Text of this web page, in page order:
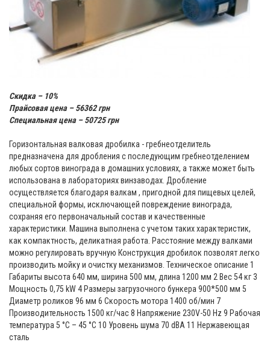
Скидка – 10%
Прайсовая цена – 56362 грн
Специальная цена – 50725 грн
Горизонтальная валковая дробилка - гребнеотделитель
предназначена для дробления с последующим гребнеотделением
любых сортов винограда в домашних условиях, а также может быть
использована в лабораториях винзаводах. Дробление
осуществляется благодаря валкам , пригодной для пищевых целей,
специальной формы, исключающей повреждение винограда,
сохраняя его первоначальный состав и качественные
характеристики. Машина выполнена с учетом таких характеристик,
как компактность, деликатная работа. Расстояние между валками
можно регулировать вручную Конструкция дробилок позволят легко
производить мойку и очистку механизмов. Техническое описание 1
Габариты высота 640 мм, ширина 500 мм, длина 1200 мм 2 Вес 54 кг 3
Мощность 0,75 kW 4 Размеры загрузочного бункера 900*500 мм 5
Диаметр роликов 96 мм 6 Скорость мотора 1400 об/мин 7
Производительность 1500 кг/час 8 Напряжение 230V-50 Hz 9 Рабочая
температура 5 °С – 45 °С 10 Уровень шума 70 dBA 11 Нержавеющая
сталь